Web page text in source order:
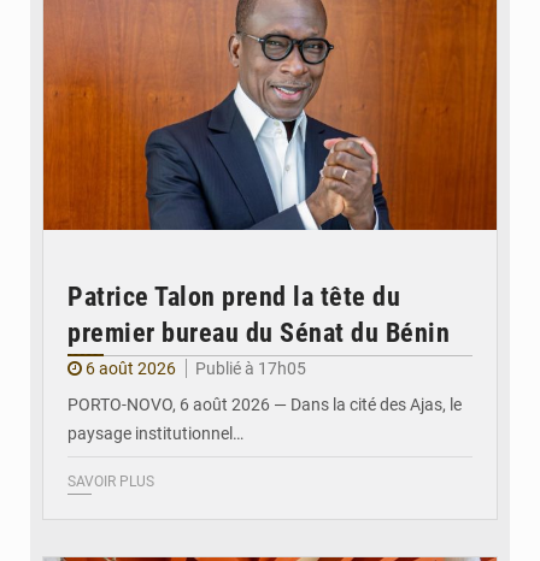
Patrice Talon prend la tête du
premier bureau du Sénat du Bénin
6 août 2026
Publié à 17h05
PORTO-NOVO, 6 août 2026 — Dans la cité des Ajas, le
paysage institutionnel…
SAVOIR PLUS